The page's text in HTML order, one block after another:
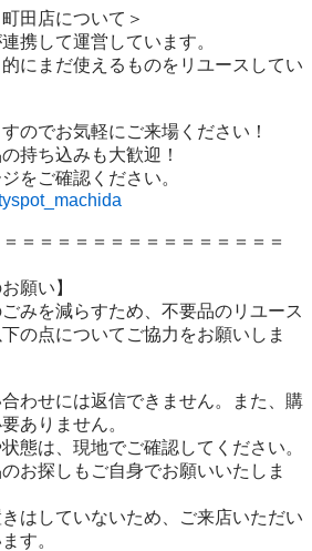
田店について＞
携して運営しています。
にまだ使えるものをリユースしてい
のでお気軽にご来場ください！
持ち込みも大歓迎！
＝＝＝＝＝＝＝＝＝＝＝＝＝＝＝
願い】
みを減らすため、不要品のリユース
の点についてご協力をお願いしま
合わせには返信できません。また、購
ありません。
態は、現地でご確認してください。
お探しもご自身でお願いいたしま
はしていないため、ご来店いただい
す。